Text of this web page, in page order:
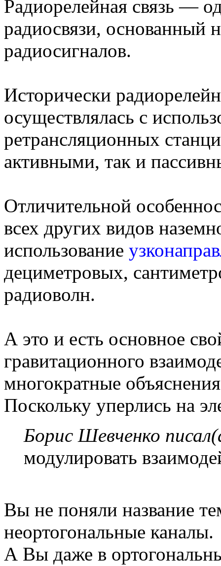
Радиорелейная связь —
радиосвязи, основанный
радиосигналов.
Исторически
осуществлялась с
ретрансляционных
активными, так и
Отличительной
всех других видов
использование
дециметровых,
радиоволн.
А это и есть основное
гравитационного
многократные
Поскольку уперлись на
Борис Шевченко
модулировать
Вы не поняли название
неортогональные каналы.
А Вы даже в